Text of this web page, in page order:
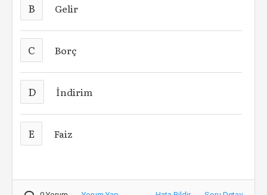
B Gelir
C Borç
D İndirim
E Faiz